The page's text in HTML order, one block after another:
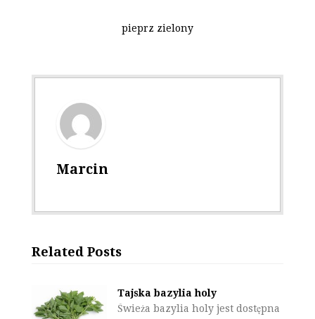
pieprz zielony
Marcin
Related Posts
Tajska bazylia holy
Świeża bazylia holy jest dostępna